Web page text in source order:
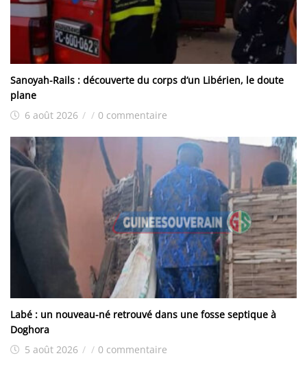
Sanoyah-Rails : découverte du corps d’un Libérien, le doute
plane
6 août 2026 / / 0 commentaire
Labé : un nouveau-né retrouvé dans une fosse septique à
Doghora
5 août 2026 / / 0 commentaire